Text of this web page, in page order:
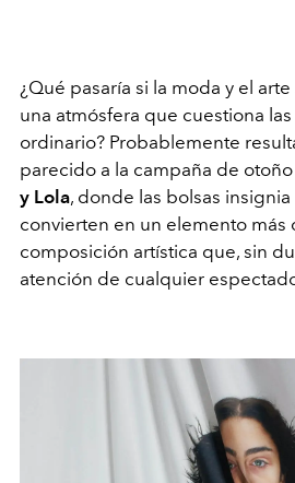
¿Qué pasaría si la moda y el
una atmósfera que cuestiona
ordinario? Probablemente
parecido a la campaña de
y Lola, donde las bolsas
convierten en un elemento más
composición artística que, sin
atención de cualquier